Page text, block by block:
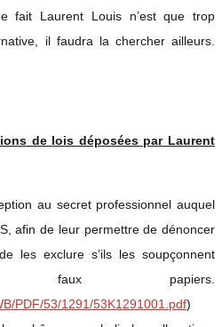
fait Laurent Louis n’est que trop
il faudra la chercher ailleurs.
de lois déposées par Laurent
au secret professionnel auquel
afin de leur permettre de dénoncer
les exclure s’ils les soupçonnent
faux papiers.
PDF/53/1291/53K1291001.pdf)